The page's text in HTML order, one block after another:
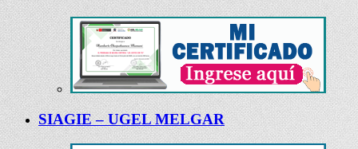
SIAGIE – UGEL MELGAR